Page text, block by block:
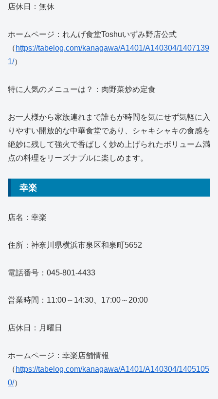
店休日：無休
ホームページ：れんげ食堂Toshuいずみ野店公式
（ https://tabelog.com/kanagawa/A1401/A140304/1407139
1/）
特に人気のメニューは？：肉野菜炒め定食
お一人様から家族連れまで誰もが時間を気にせず気軽に入
りやすい開放的な中華食堂であり、シャキシャキの食感を
絶妙に残して強火で香ばしく炒め上げられたボリューム満
点の料理をリーズナブルに楽しめます。
幸楽
店名：幸楽
住所：神奈川県横浜市泉区和泉町5652
電話番号：045-801-4433
営業時間：11:00～14:30、17:00～20:00
店休日：月曜日
ホームページ：幸楽店舗情報
（ https://tabelog.com/kanagawa/A1401/A140304/1405105
0/）